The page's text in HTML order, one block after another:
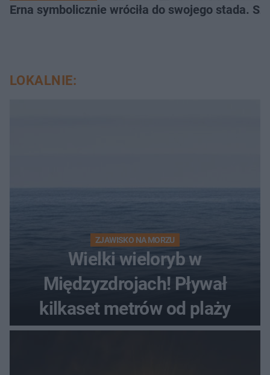
Erna symbolicznie wróciła do swojego stada.
LOKALNIE:
ZJAWISKO NA MORZU
Wielki wieloryb w
Międzyzdrojach! Pływał
kilkaset metrów od plaży